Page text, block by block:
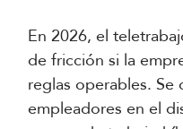
En 2026, el
de fricción si la
reglas operables. Se
empleadores en el